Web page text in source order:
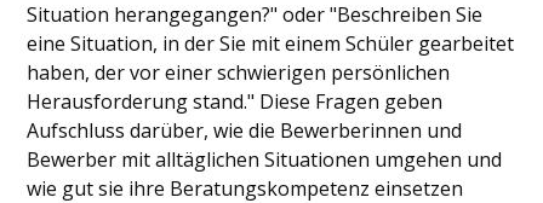
Situation herangegangen?" oder "Beschreiben Sie
eine Situation, in der Sie mit einem Schüler gearbeitet
haben, der vor einer schwierigen persönlichen
Herausforderung stand." Diese Fragen geben
Aufschluss darüber, wie die Bewerberinnen und
Bewerber mit alltäglichen Situationen umgehen und
wie gut sie ihre Beratungskompetenz einsetzen